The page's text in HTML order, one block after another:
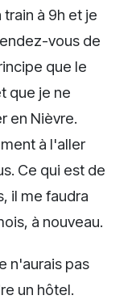
à 9h et je
vous de
que le
que je ne
en Nièvre.
à l'aller
Ce qui est de
il me faudra
à nouveau.
n'aurais pas
un hôtel.